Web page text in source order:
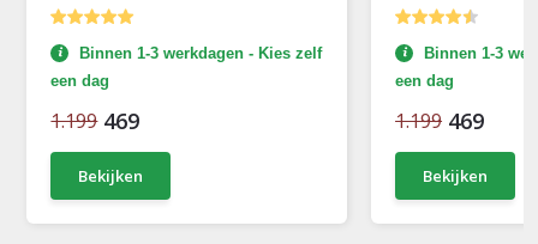
Binnen 1-3 werkdagen - Kies zelf
een dag
1.199 469
Bekijken
Binnen 1-3
een dag
1.199 469
Bekijken